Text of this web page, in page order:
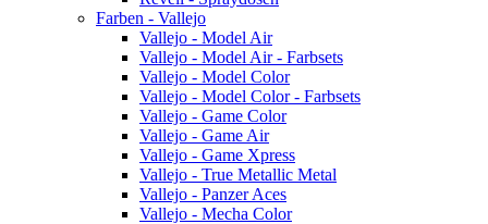
Farben - Vallejo
Vallejo - Model Air
Vallejo - Model Air - Farbsets
Vallejo - Model Color
Vallejo - Model Color - Farbsets
Vallejo - Game Color
Vallejo - Game Air
Vallejo - Game Xpress
Vallejo - True Metallic Metal
Vallejo - Panzer Aces
Vallejo - Mecha Color